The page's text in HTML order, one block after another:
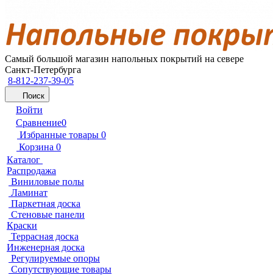
Самый большой магазин напольных покрытий на севере
Санкт-Петербурга
8-812-237-39-05
Поиск
Войти
Сравнение0
Избранные товары 0
Корзина 0
Каталог
Распродажа
Виниловые полы
Ламинат
Паркетная доска
Стеновые панели
Краски
Террасная доска
Инженерная доска
Регулируемые опоры
Сопутствующие товары